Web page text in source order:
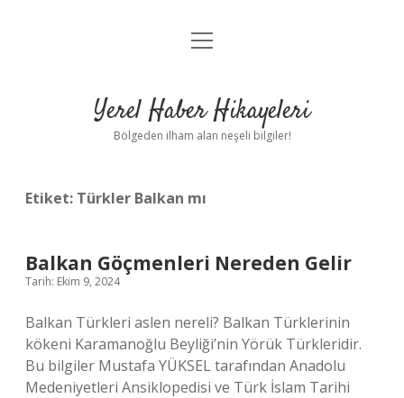
Anasayfa
Yasal Uyarı
menüyü
Yerel Haber Hikayeleri
Bölgeden ilham alan neşeli bilgiler!
Etiket: Türkler Balkan mı
Balkan Göçmenleri Nereden Gelir
Tarih: Ekim 9, 2024
Balkan Türkleri aslen nereli? Balkan Türklerinin
kökeni Karamanoğlu Beyliği’nin Yörük Türkleridir.
Bu bilgiler Mustafa YÜKSEL tarafından Anadolu
Medeniyetleri Ansiklopedisi ve Türk İslam Tarihi